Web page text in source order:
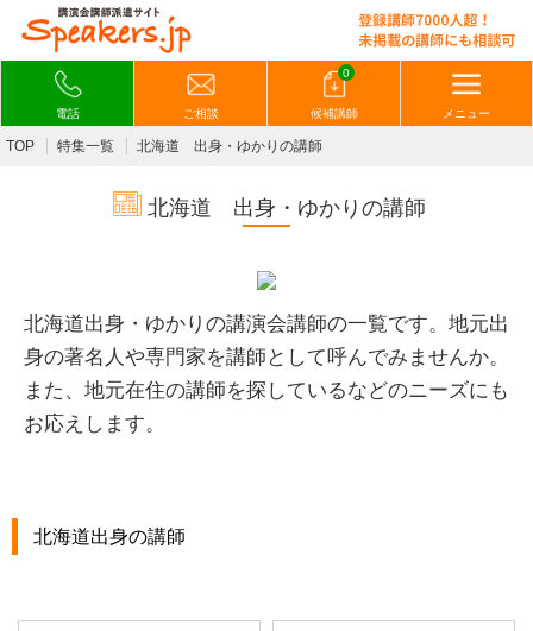
電話 ご相談
0
候補講師 メニュー
TOP 特集一覧 北海道 出身・ゆかりの講師
北海道 出身・ゆかりの講師
北海道出身・ゆかりの講演会講師の一覧です。 地元出
身の著名人や専門家を講師として呼んでみませんか。
また、 地元在住の講師を探しているなどのニーズにも
お応えします。
北海道出身の講師